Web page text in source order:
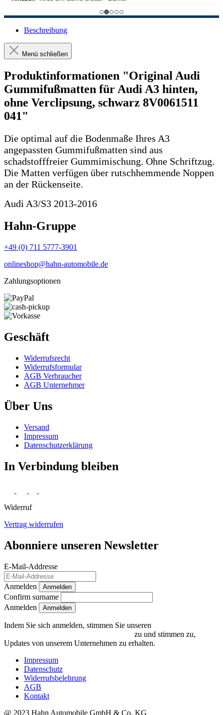
Beschreibung
Menü schließen
Produktinformationen "Original Audi
Gummifußmatten für Audi A3 hinten,
ohne Verclipsung, schwarz 8V0061511
041"
Die optimal auf die Bodenmaße Ihres A3
angepassten Gummifußmatten sind aus
schadstofffreier Gummimischung. Ohne Schriftzug.
Die Matten verfügen über rutschhemmende Noppen
an der Rückenseite.
Audi A3/S3 2013-2016
Hahn-Gruppe
+49 (0) 711 5777-3901
onlineshop@hahn-automobile.de
Zahlungsoptionen
Geschäft
Widerrufs­recht
Widerrufs­formular
AGB Verbraucher
AGB Unternehmer
Über Uns
Versand
Impressum
Daten­schutz­erklärung
In Verbindung bleiben
Widerruf
Vertrag widerrufen
Abonniere unseren Newsletter
E-Mail-Addresse
Anmelden Anmelden
Confirm surname
Anmelden
Indem Sie sich anmelden, stimmen Sie unseren
zu und stimmen zu,
Updates von unserem Unternehmen zu erhalten.
Impressum
Datenschutz
Widerrufsbelehrung
AGB
Kontakt
@ 2023 Hahn Automobile GmbH & Co. KG